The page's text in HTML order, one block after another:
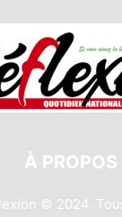
À PROPOS
© 2024.